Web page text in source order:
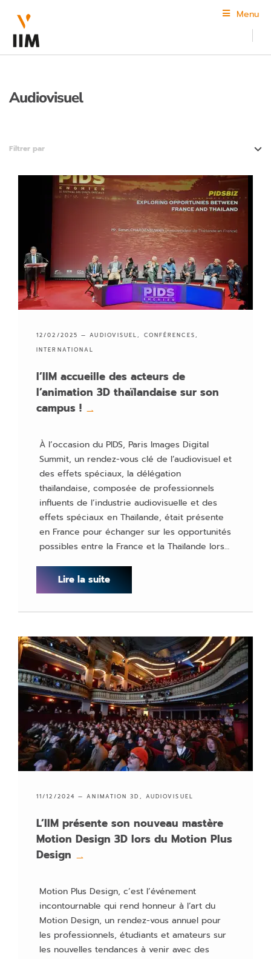
Menu
Audiovisuel
Filtrer par
Jeu vidéo
L'école
Marketing & Communication Digitale
12/02/2025 —AUDIOVISUEL, CONFÉRENCES,
INTERNATIONAL
l’IIM accueille des acteurs de
l’animation 3D thaïlandaise sur son
campus ! →
À l’occasion du PIDS, Paris Images Digital
Summit, un rendez-vous clé de l’audiovisuel et
des effets spéciaux, la délégation
thaïlandaise, composée de professionnels
influents de l’industrie audiovisuelle et des
effets spéciaux en Thaïlande, était présente
en France pour échanger sur les opportunités
possibles entre la France et la Thaïlande lors…
Lire la suite
11/12/2024 —ANIMATION 3D , AUDIOVISUEL
L’IIM présente son nouveau mastère
Motion Design 3D lors du Motion Plus
Design →
Motion Plus Design, c’est l’événement
incontournable qui rend honneur à l’art du
Motion Design, un rendez-vous annuel pour
les professionnels, étudiants et amateurs sur
les nouvelles tendances à venir avec des